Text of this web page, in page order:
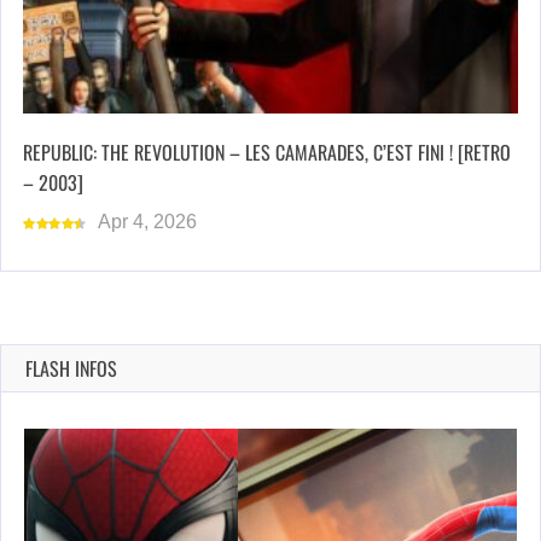
REPUBLIC: THE REVOLUTION – LES CAMARADES, C’EST FINI ! [RETRO
– 2003]
Apr 4, 2026
FLASH INFOS